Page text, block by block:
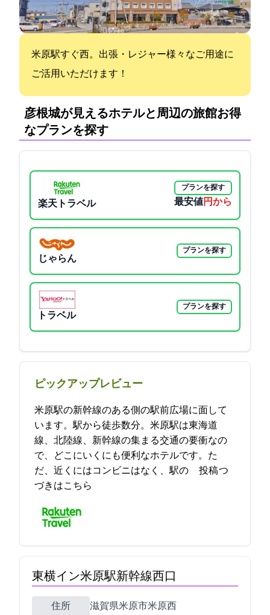
米原駅すぐ西。出張・レジャー様々なご用途に
ご活用いただけます！
彦根城が見えるホテルと周辺の旅館:お得
なプランを探す
楽天トラベル
プランを探す
最安値3225円から
じゃらん
プランを探す
Yahoo!トラベル
プランを探す
ピックアップレビュー
米原駅の新幹線のある側の駅前広場に面して
います。駅から徒歩数分。米原駅は東海道
線、北陸線、新幹線の集まる交通の要衝なの
で、どこにいくにも便利なホテルです。た
だ、近くにはコンビニはなく、駅の… 2021-08-31 20:16:21投稿つ
づきはこちら
東横イン米原駅新幹線西口
住所
滋賀県米原市米原西8